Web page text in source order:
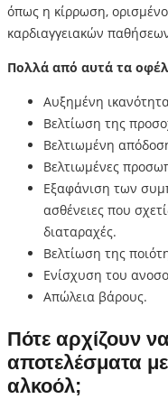
όπως η κίρρωση,
καρδιαγγειακών
Πολλά από αυτά τα
Αυξημένη
Βελτίωση της
Βελτιωμένη
Βελτιωμένες
Εξαφάνιση των
ασθένειες που
διαταραχές.
Βελτίωση της
Ενίσχυση του
Απώλεια βάρους.
Πότε αρχίζουν
αποτελέσματα
αλκοόλ;